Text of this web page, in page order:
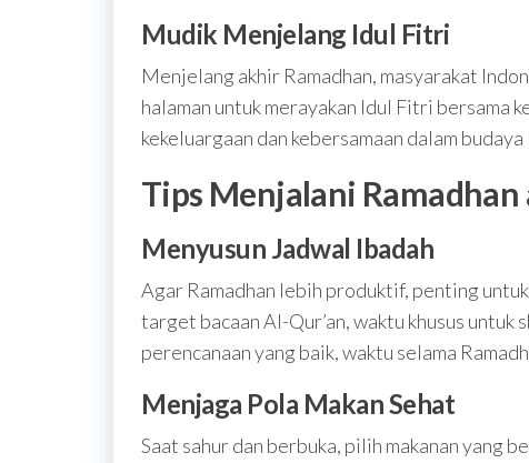
Mudik Menjelang Idul Fitri
Menjelang akhir Ramadhan, masyarakat
halaman untuk merayakan Idul Fitri bersama
kekeluargaan dan kebersamaan dalam
Tips Menjalani
Menyusun Jadwal Ibadah
Agar Ramadhan lebih produktif, penting
target bacaan Al-Qur’an, waktu khusus untuk
perencanaan yang baik, waktu selama
Menjaga Pola Makan Sehat
Saat sahur dan berbuka, pilih makanan yang